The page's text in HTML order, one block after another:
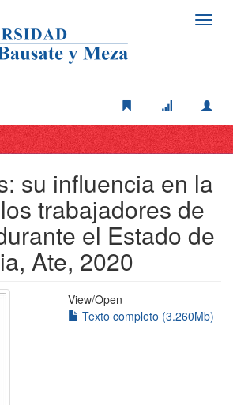
su influencia en la
trabajadores de
el Estado de
Ate, 2020
View/Open
Texto completo (3.260Mb)